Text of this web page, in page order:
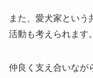
また、愛犬家とい
活動も考えられます。
仲良く支え合いなが